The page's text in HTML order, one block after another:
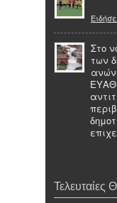
Στο
των
Τελευταίες